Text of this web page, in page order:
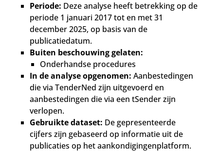
Periode: Deze analyse heeft betrekking op de
periode 1 januari 2017 tot en met 31
december 2025, op basis van de
publicatiedatum.
Buiten beschouwing gelaten:
Onderhandse procedures
In de analyse opgenomen: Aanbestedingen
die via TenderNed zijn uitgevoerd en
aanbestedingen die via een tSender zijn
verlopen.
Gebruikte dataset: De gepresenteerde
cijfers zijn gebaseerd op informatie uit de
publicaties op het aankondigingenplatform.